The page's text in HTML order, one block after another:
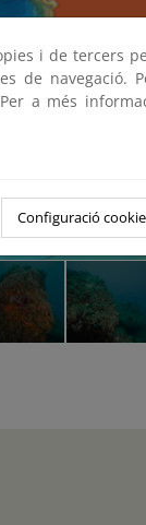
i de tercers
de navegació.
a més
Configuració